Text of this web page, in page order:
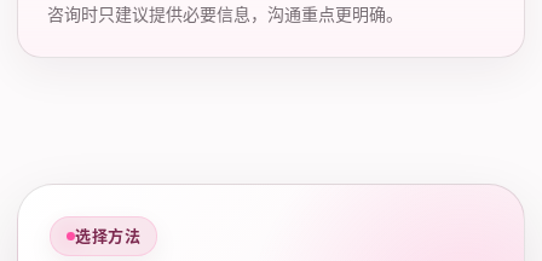
咨询时只建议提供必要信息，沟通重点更明确。
选择方法